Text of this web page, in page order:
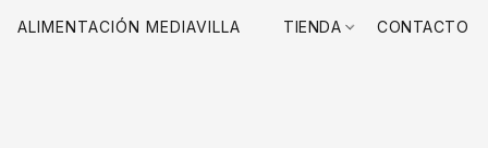
ALIMENTACIÓN MEDIAVILLA TIENDA CONTACTO